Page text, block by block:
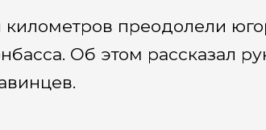
километров преодолели
Об этом рассказал